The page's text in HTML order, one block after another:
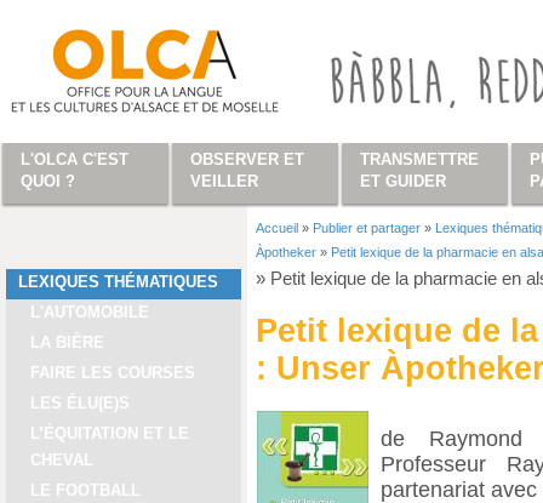
LEXIQUES THÉMATIQUES
L'AUTOMOBILE
LA BIÈRE
FAIRE LES COURSES
LES ÉLU(E)S
L’ÉQUITATION ET LE
CHEVAL
LE FOOTBALL
Vous êtes ici
Accueil » Publier et partager » Lexiques
Àpotheker » Petit lexique de la pharmacie en
» Petit lexique de la pharmacie en
Petit lexique de
: Unser
de
Professeur
partenariat
L'OLCA C'EST
QUOI ?
OBSERVER ET
VEILLER
TRANSMETTRE
ET GUIDER